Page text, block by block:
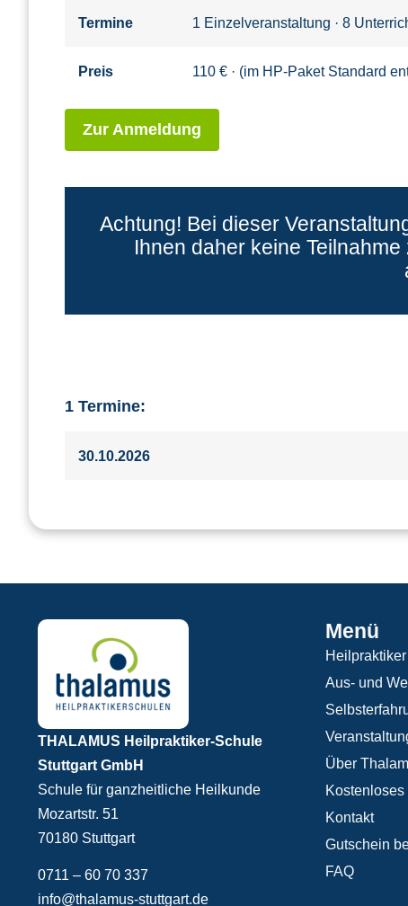
Termine 1 Einzelveranstaltung · 8
Preis 110 € · (im HP-Paket Standard
Zur Anmeldung
Achtung! Bei dieser
Ihnen daher keine
1 Termine:
30.10.2026
THALAMUS Heilpraktiker-Schule
Stuttgart GmbH
Schule für ganzheitliche Heilkunde
Mozartstr. 51
70180 Stuttgart
0711 – 60 70 337
info@thalamus-stuttgart.de
Menü
Heilpraktiker
Aus- und
Über
Kontakt
Gutschein
FAQ